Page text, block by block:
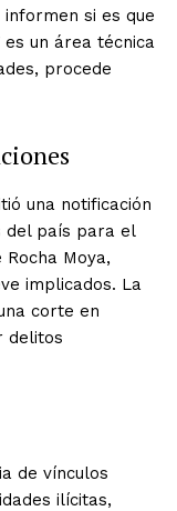
si es que
es un área técnica
procede
una notificación
del país para el
Moya,
implicados. La
corte en
delitos
de vínculos
ilícitas,